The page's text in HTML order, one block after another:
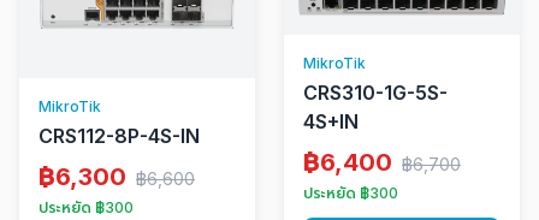
MikroTik
CRS112-8P-4S-IN
฿6,300 ฿6,600
ประหยัด ฿300
MikroTik
CRS310-1G-5S-
4S+IN
฿6,400 ฿6,700
ประหยัด ฿300